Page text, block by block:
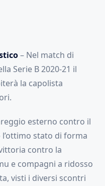
– Nel match di
Serie B 2020-21 il
la capolista
esterno contro il
stato di forma
contro la
e compagni a ridosso
visti i diversi scontri